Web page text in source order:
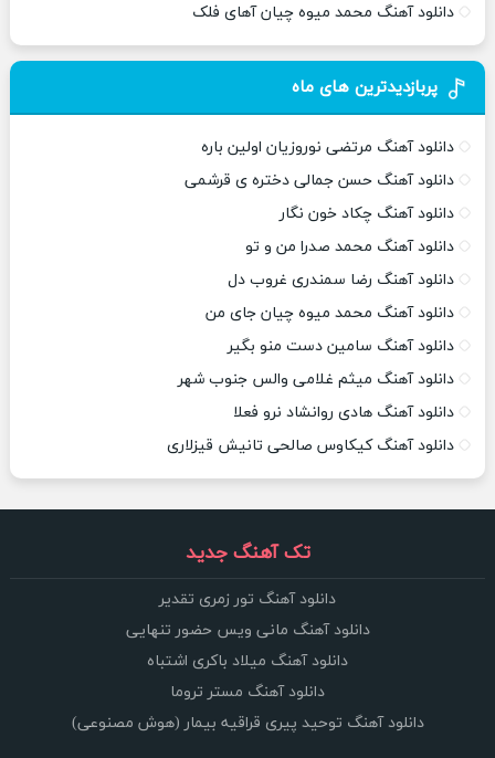
دانلود آهنگ محمد میوه چیان آهای فلک
پربازدیدترین های ماه
دانلود آهنگ مرتضی نوروزیان اولین باره
دانلود آهنگ حسن جمالی دختره ی قرشمی
دانلود آهنگ چکاد خون نگار
دانلود آهنگ محمد صدرا من و تو
دانلود آهنگ رضا سمندری غروب دل
دانلود آهنگ محمد میوه چیان جای من
دانلود آهنگ سامین دست منو بگیر
دانلود آهنگ میثم غلامی والس جنوب شهر
دانلود آهنگ هادی روانشاد نرو فعلا
دانلود آهنگ کیکاوس صالحی تانیش قیزلاری
تک آهنگ جدید
دانلود آهنگ تور زمری تقدیر
دانلود آهنگ مانی ویس حضور تنهایی
دانلود آهنگ میلاد باکری اشتباه
دانلود آهنگ مستر تروما
دانلود آهنگ توحید پیری قراقیه بیمار (هوش مصنوعی)